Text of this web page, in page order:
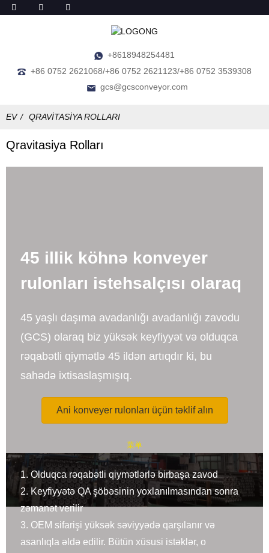
+8618948254481
+86 0752 2621068/+86 0752 2621123/+86 0752 3539308
gcs@gcsconveyor.com
EV QRAVITASIYA ROLLARI
Qravitasiya Rolları
45 illik köhnə konveyer
rulonları istehsalçısı olaraq
45 yaşlı daşıma avadanlığı avadanlığı zavodu
(GCS) olaraq biz yüksək keyfiyyət və olduqca
rəqabətli qiymətlə 45 ildən artıqdır ki, bu
sahədə ixtisaslaşmışıq.
Ani konveyer rulonları üçün təklif alın
菜单
1. Olduqca rəqabətli qiymətlərlə birbaşa zavod
2. Keyfiyyətə QA şöbəsinin yoxlanılmasından sonra
zəmanət verilir
3. OEM sifarişi yüksək səviyyədə qarşılanır və
asanlıqla əldə edilir. Bütün xüsusi istəklər, o